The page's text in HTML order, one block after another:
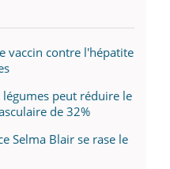
vaccin contre l'hépatite
peut réduire le
de 32%
Selma Blair se rase le